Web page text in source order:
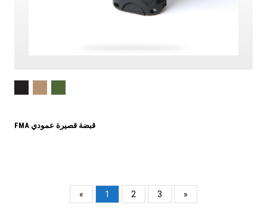
FMA قبضة قصيرة عمودي
« 1 2 3 »